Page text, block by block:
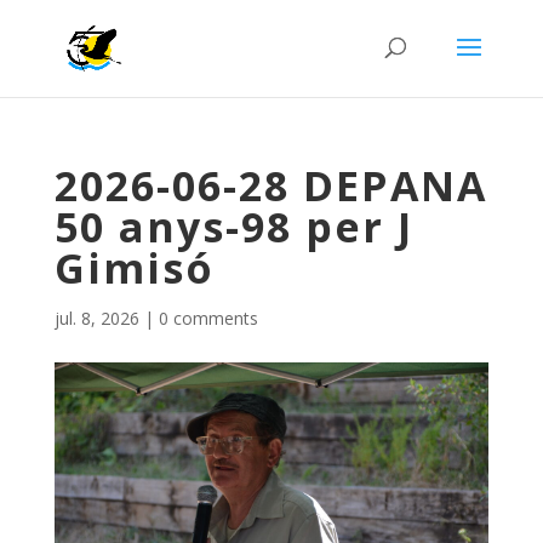
2026-06-28 DEPANA
50 anys-98 per J
Gimisó
jul. 8, 2026 | 0 comments